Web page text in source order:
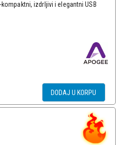
izdrljivi i elegantni USB
DODAJ U KORPU